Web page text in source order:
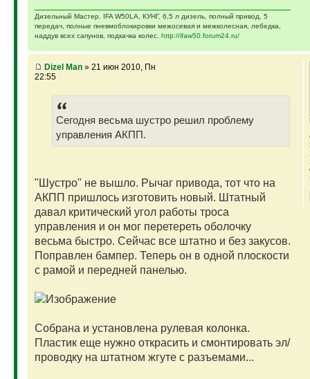
Дизельный Мастер. IFA W50LA, КУНГ, 6,5 л дизель, полный привод, 5
передач, полные пневмоблокировки межосевая и межколесная, лебедка,
наддув всех сапунов, подкачка колес. http://ifaw50.forum24.ru/
Dizel Man» 21 июн 2010, Пн
22:55
Сегодня весьма шустро решил проблему
управления АКПП.
"Шустро" не вышло. Рычаг привода, тот что на
АКПП пришлось изготовить новый. Штатный
давал критический угол работы троса
управления и он мог перетереть оболочку
весьма быстро. Сейчас все штатно и без закусов.
Поправлен бампер. Теперь он в одной плоскости
с рамой и передней панелью.
Собрана и установлена рулевая колонка.
Пластик еще нужно открасить и смонтировать эл/
проводку на штатном жгуте с разъемами...